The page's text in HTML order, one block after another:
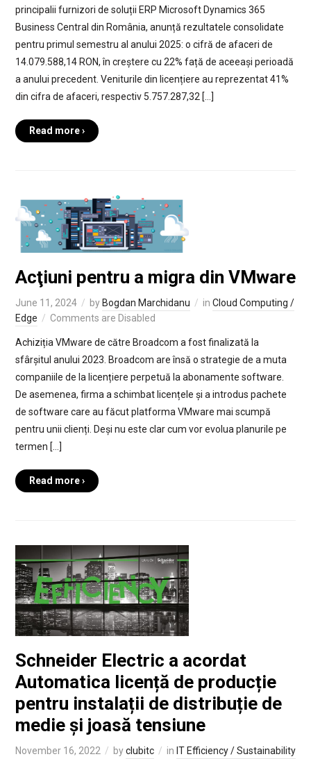
principalii furnizori de soluții ERP Microsoft Dynamics 365
Business Central din România, anunță rezultatele consolidate
pentru primul semestru al anului 2025: o cifră de afaceri de
14.079.588,14 RON, în creștere cu 22% față de aceeași perioadă
a anului precedent. Veniturile din licențiere au reprezentat 41%
din cifra de afaceri, respectiv 5.757.287,32 […]
Read more ›
Acţiuni pentru a migra din VMware
June 11, 2024 by Bogdan Marchidanu in Cloud Computing /
Edge
Comments are Disabled
Achiziția VMware de către Broadcom a fost finalizată la
sfârșitul anului 2023. Broadcom are însă o strategie de a muta
companiile de la licențiere perpetuă la abonamente software.
De asemenea, firma a schimbat licențele și a introdus pachete
de software care au făcut platforma VMware mai scumpă
pentru unii clienți. Deși nu este clar cum vor evolua planurile pe
termen […]
Read more ›
Schneider Electric a acordat
Automatica licență de producție
pentru instalații de distribuție de
medie și joasă tensiune
November 16, 2022 byclubitc in IT Efficiency / Sustainability